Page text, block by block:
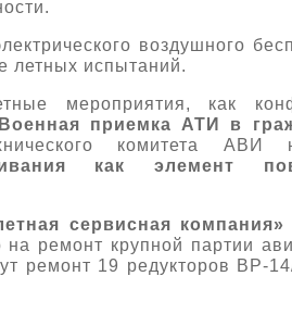
воздушного
летных испытаний.
мероприятия, как
приемка АТИ в
комитета АВИ
как элемент
сервисная компания»
на ремонт крупной партии
ремонт 19 редукторов ВР-